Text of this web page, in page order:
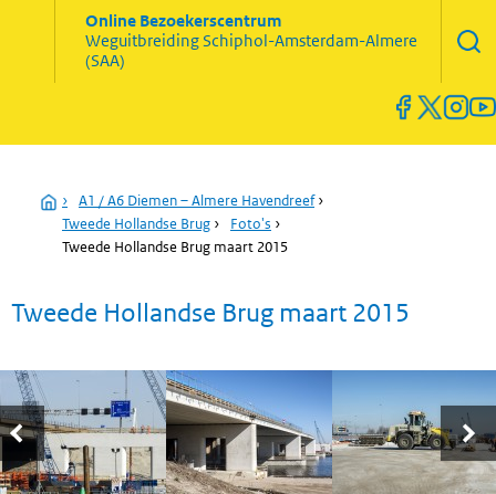
Online Bezoekerscentrum
WeguitbreidingSchiphol-Amsterdam-Almere
(SAA)
Home
› A1 / A6 Diemen – Almere Havendreef›
Tweede Hollandse Brug › Foto's ›
Tweede Hollandse Brug maart 2015
Tweede Hollandse Brug maart 2015